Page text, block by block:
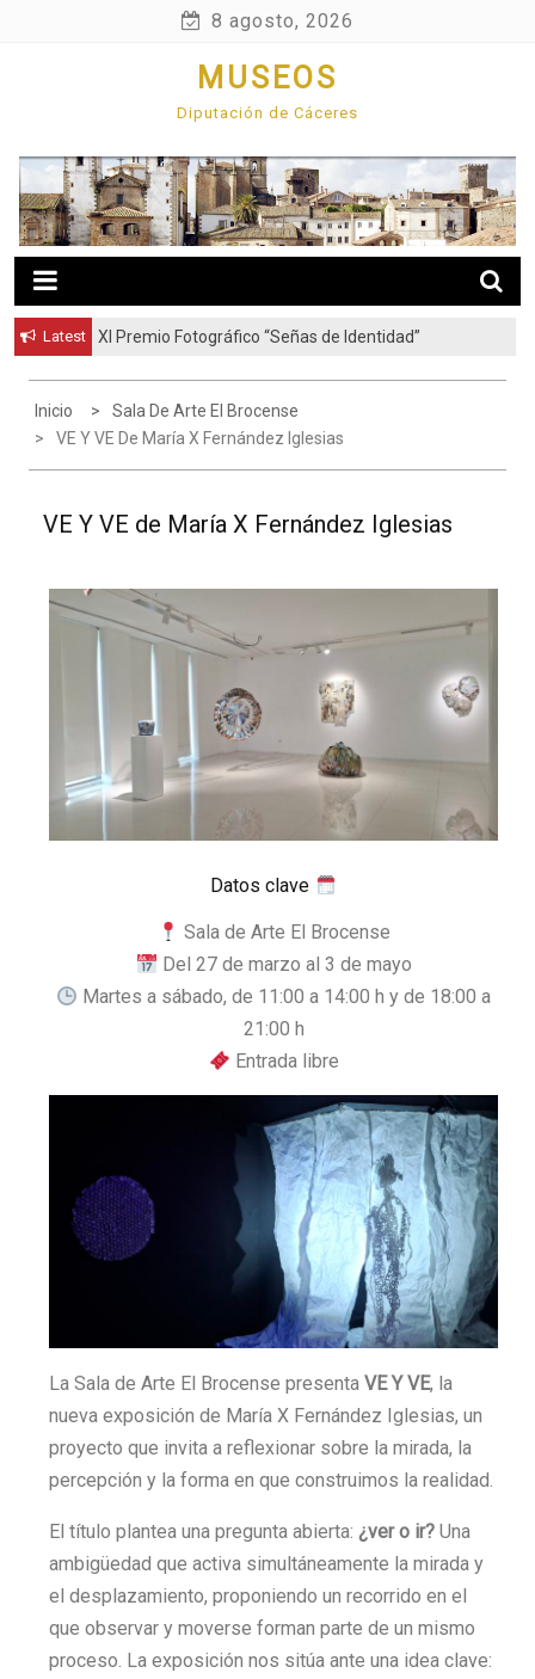
8 agosto, 2026
MUSEOS
Diputación de Cáceres
Latest XI Premio Fotográfico “Señas de Identidad”
Inicio
Sala De Arte El Brocense
VE Y VE De María X Fernández Iglesias
VE Y VE de María X Fernández Iglesias
Datos clave
Sala de Arte El Brocense
Del 27 de marzo al 3 de mayo
Martes a sábado, de 11:00 a 14:00 h y de 18:00 a
21:00 h
Entrada libre
La Sala de Arte El Brocense presenta VE Y VE, la
nueva exposición de María X Fernández Iglesias, un
proyecto que invita a reflexionar sobre la mirada, la
percepción y la forma en que construimos la realidad.
El título plantea una pregunta abierta: ¿ver o ir? Una
ambigüedad que activa simultáneamente la mirada y
el desplazamiento, proponiendo un recorrido en el
que observar y moverse forman parte de un mismo
proceso. La exposición nos sitúa ante una idea clave: